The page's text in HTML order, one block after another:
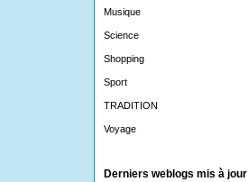
Musique
Science
Shopping
Sport
TRADITION
Voyage
Derniers weblogs mis à jour